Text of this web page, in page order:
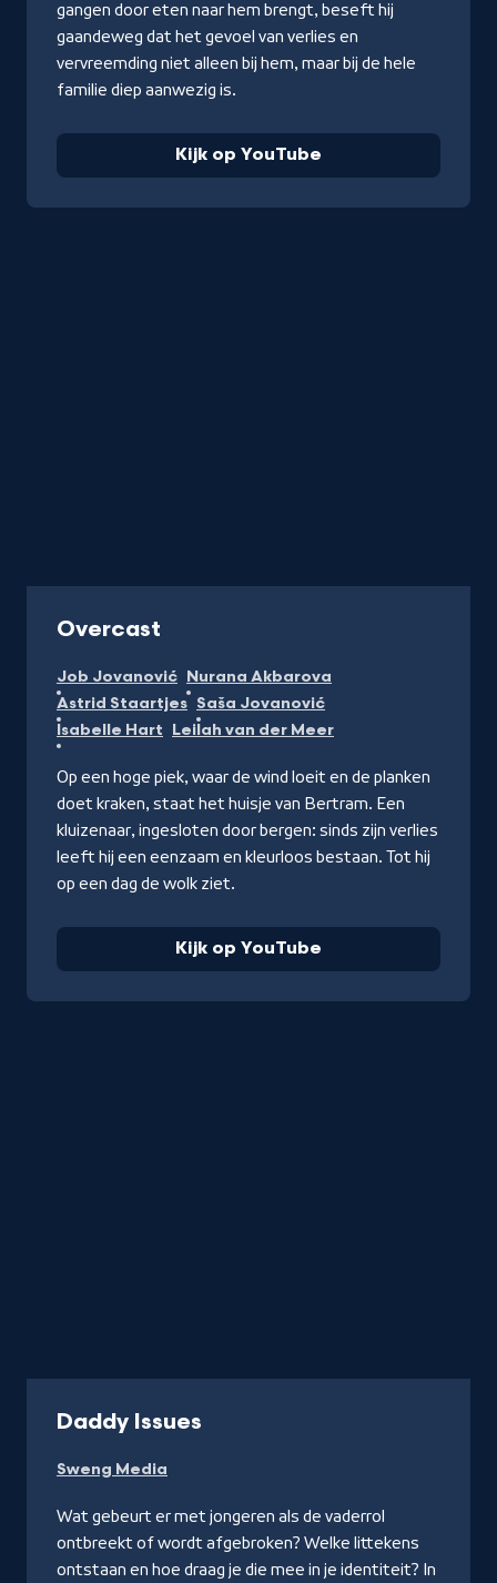
gangen door eten naar hem brengt, beseft hij
gaandeweg dat het gevoel van verlies en
vervreemding niet alleen bij hem, maar bij de hele
familie diep aanwezig is.
Kijk op YouTube
Overcast
op
YouTube
Job Jovanović Nurana Akbarova
Astrid Staartjes Saša Jovanović
Isabelle Hart Leilah van der Meer
Op een hoge piek, waar de wind loeit en de planken
doet kraken, staat het huisje van Bertram. Een
kluizenaar, ingesloten door bergen: sinds zijn verlies
leeft hij een eenzaam en kleurloos bestaan. Tot hij
op een dag de wolk ziet.
Kijk op YouTube
Daddy Issues
YouTube
Sweng Media
Wat gebeurt er met jongeren als de vaderrol
ontbreekt of wordt afgebroken? Welke littekens
ontstaan en hoe draag je die mee in je identiteit? In